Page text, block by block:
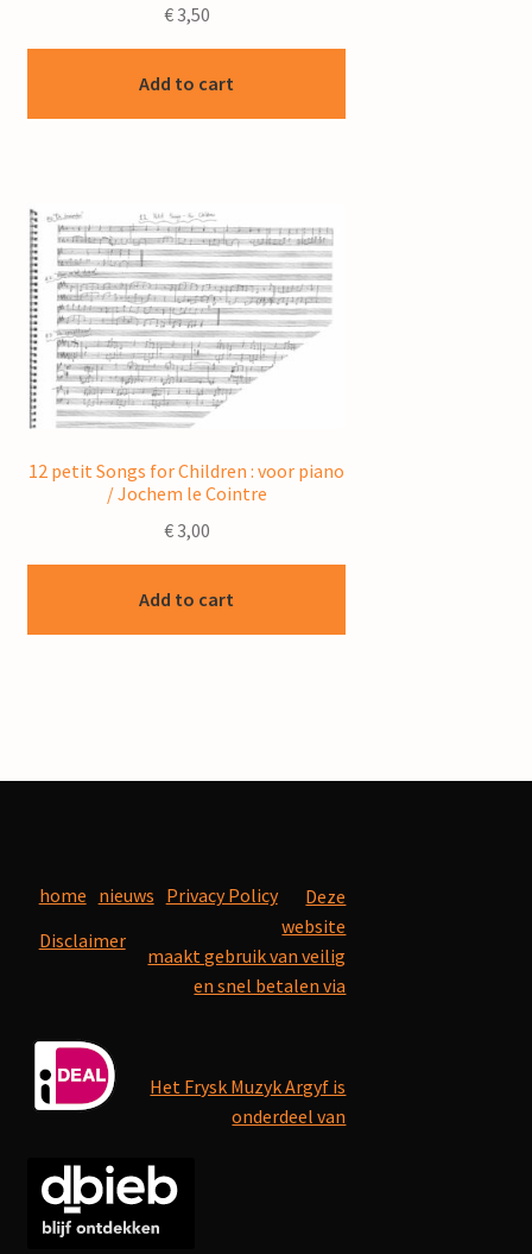
€3,50
Add to cart
12 petit Songs for Children : voor piano
/ Jochem le Cointre
€3,00
Add to cart
home nieuws Privacy Policy
Disclaimer
Deze
website
maakt gebruik van veilig
en snel betalen via
Het Frysk Muzyk Argyf is
onderdeel van